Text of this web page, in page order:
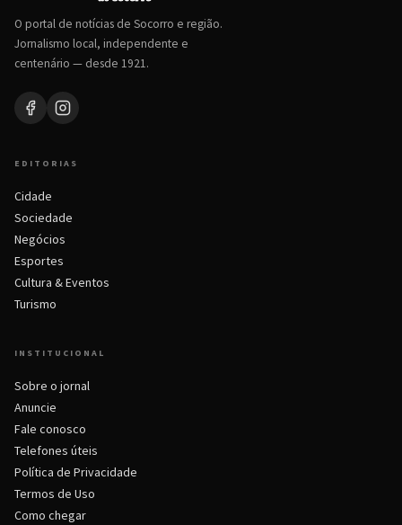
O portal de notícias de Socorro e região.
Jornalismo local, independente e
centenário — desde 1921.
EDITORIAS
Cidade
Sociedade
Negócios
Esportes
Cultura & Eventos
Turismo
INSTITUCIONAL
Sobre o jornal
Anuncie
Fale conosco
Telefones úteis
Política de Privacidade
Termos de Uso
Como chegar